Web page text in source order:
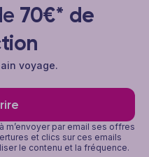
70€* de
voyage.
m’envoyer par email ses offres
et clics sur ces emails
le contenu et la fréquence.